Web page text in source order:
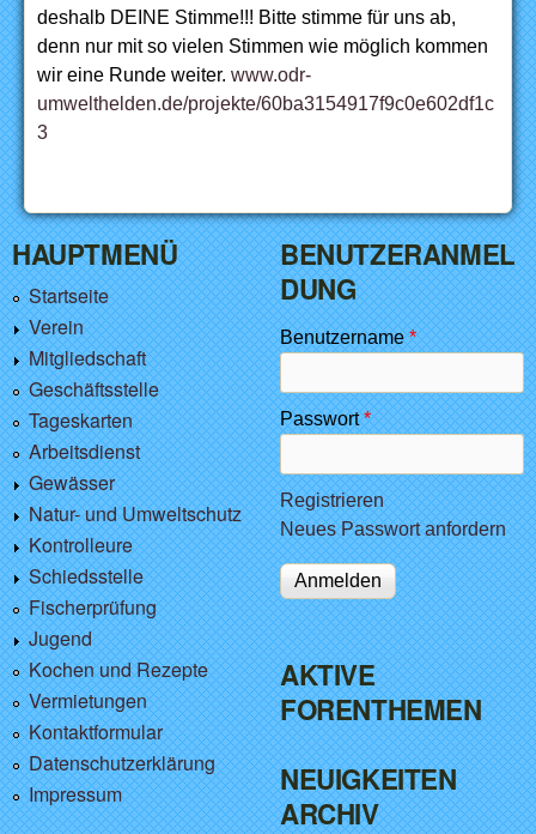
deshalb DEINE Stimme!!! Bitte stimme für uns ab,
denn nur mit so vielen Stimmen wie möglich kommen
wir eine Runde weiter. www.odr-
umwelthelden.de/projekte/60ba3154917f9c0e602df1c
3
HAUPTMENÜ
Startseite
Verein
Mitgliedschaft
Geschäftsstelle
Tageskarten
Arbeitsdienst
Gewässer
Natur- und Umweltschutz
Kontrolleure
Schiedsstelle
Fischerprüfung
Jugend
Kochen und Rezepte
Vermietungen
Kontaktformular
Datenschutzerklärung
Impressum
BENUTZERANMEL
DUNG
Benutzername*
Passwort*
Registrieren
Neues Passwort anfordern
AKTIVE
FORENTHEMEN
NEUIGKEITEN
ARCHIV